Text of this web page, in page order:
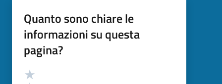
Quanto sono chiare le
informazioni su questa
pagina?
Valutazione